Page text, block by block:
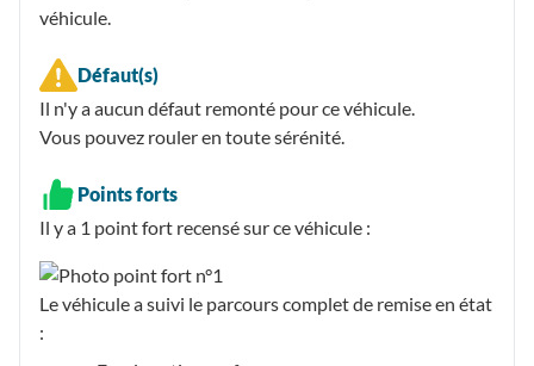
véhicule.
Défaut(s)
Il n'y a aucun défaut remonté pour ce véhicule.
Vous pouvez rouler en toute sérénité.
Points forts
Il y a 1 point fort recensésur ce véhicule :
Le véhicule a suivi le parcours complet de remise en état
: